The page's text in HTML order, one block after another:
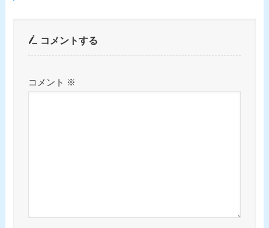
コメントする
コメント ※